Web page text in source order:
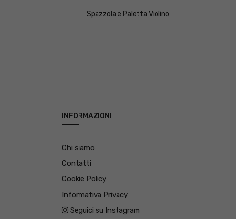
Spazzola e Paletta Violino
INFORMAZIONI
Chi siamo
Contatti
Cookie Policy
Informativa Privacy
Seguici su Instagram